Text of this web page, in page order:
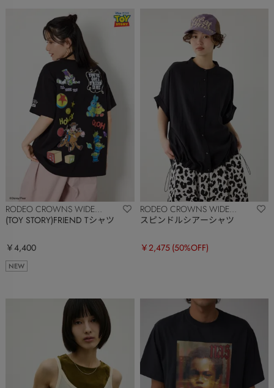
RODEO CROWNS WIDE
BOWL
(TOY STORY)FRIEND Tシャツ
￥4,400
NEW
RODEO CROWNS WIDE
BOWL
スピンドルシアーシャツ
￥2,475 (50%OFF)